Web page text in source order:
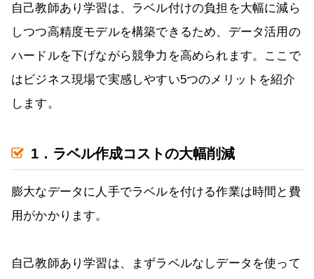
自己教師あり学習は、ラベル付けの負担を大幅に減ら
しつつ高精度モデルを構築できるため、データ活用の
ハードルを下げながら競争力を高められます。ここで
はビジネス現場で実感しやすい5つのメリットを紹介
します。
1．ラベル作成コストの大幅削減
膨大なデータに人手でラベルを付ける作業は時間と費
用がかかります。
自己教師あり学習は、まずラベルなしデータを使って